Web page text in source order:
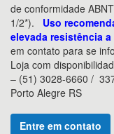
de conformidade
1/2*). Uso
elevada resistência
em contato para se
Loja com
– (51) 3028-6660 /
Porto Alegre RS
Entre em contato